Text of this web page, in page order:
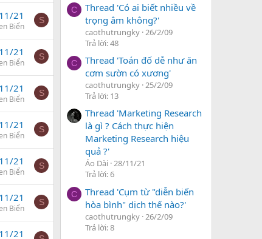
21
Biển
S
21
Biển
S
21
Biển
S
21
Biển
S
21
Biển
S
21
Biển
S
21
C
Thread 'Có ai biết nhiều về
trọng âm không?'
caothutrungky 26/2/09
Trả lời: 48
C
Thread 'Toán đố dễ như ăn
cơm sườn có xương'
caothutrungky 25/2/09
Trả lời: 13
Thread 'Marketing Research
là gì ? Cách thực hiện
Marketing Research hiệu
quả ?'
Áo Dài 28/11/21
Trả lời: 6
C
Thread 'Cụm từ "diễn biến
hòa bình" dịch thế nào?'
caothutrungky 26/2/09
Trả lời: 8